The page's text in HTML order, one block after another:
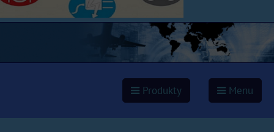
Produkty Menu